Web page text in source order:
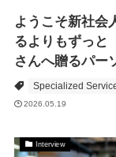
ようこそ新社
るよりもずっ
さんへ贈るパー
Specialized
2026.05.19
Interview